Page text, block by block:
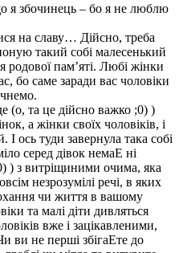
я збочинець – бо я не люблю
на славу… Дiйсно, треба
такий собi малесенький
родової пам’ятi. Любi жiнки
бо саме заради вас чоловiки
(о, та це дiйсно важко ;0) )
а жiнки своїх чоловiкiв, i
I ось туди завернула така собi
серед дiвок немаЕ нi
) з витрiщиними очима, яка
незрозумiлi речi, в яких
чи життя в вашому
та малi дiти дивляться
вже i зацiкавленими,
ви не першi збiгаЕте до